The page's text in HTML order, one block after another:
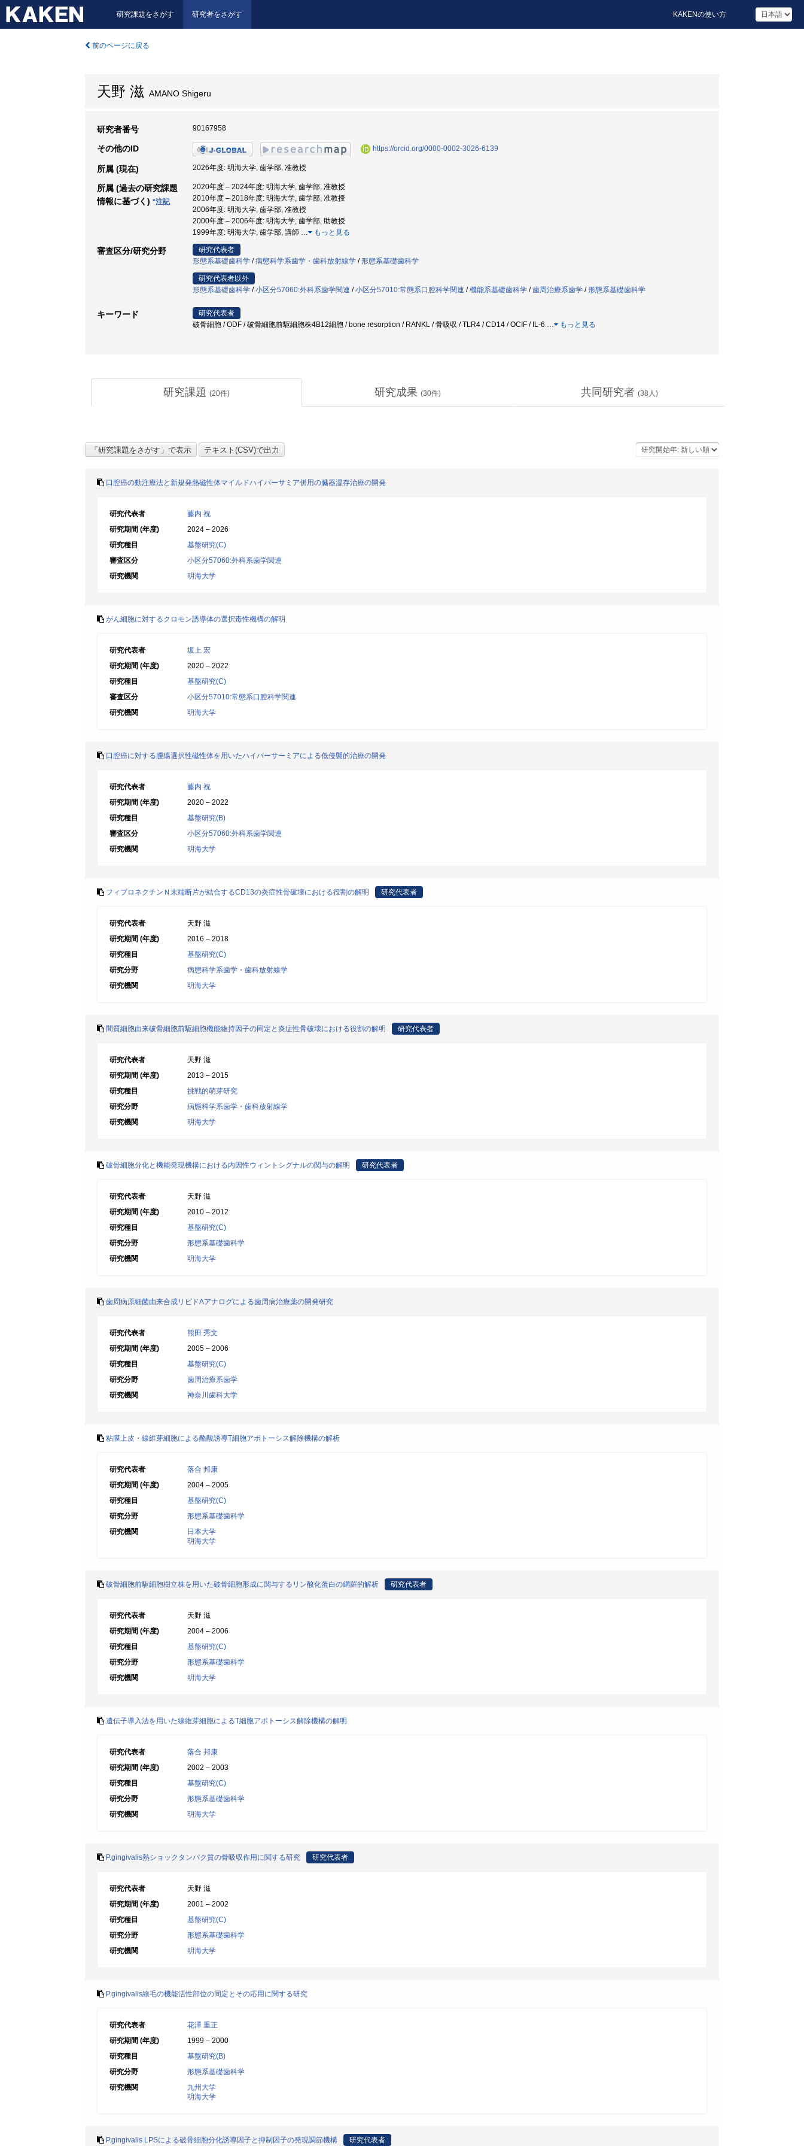
研究課題をさがす 研究者をさがす KAKENの使い方
前のページに戻る
天野 滋 AMANO Shigeru
研究者番号 90167958
その他のID https://orcid.org/0000-0002-3026-6139
所属 (現在) 2026年度: 明海大学, 歯学部, 准教授
所属 (過去の研究課題
情報に基づく) *注記
2020年度 – 2024年度: 明海大学, 歯学部, 准教授
2010年度 – 2018年度: 明海大学, 歯学部, 准教授
2006年度: 明海大学, 歯学部, 准教授
2000年度 – 2006年度: 明海大学, 歯学部, 助教授
1999年度: 明海大学, 歯学部, 講師 … もっと見る
審査区分/研究分野
研究代表者
形態系基礎歯科学 /病態科学系歯学・歯科放射線学 /形態系基礎歯科学
研究代表者以外
形態系基礎歯科学 /小区分57060:外科系歯学関連 /小区分57010:常態系口腔科学関連 /機能系基礎歯科学 /歯周治療系歯学 /形態系基礎歯科学
キーワード
研究代表者
破骨細胞 / ODF / 破骨細胞前駆細胞株4B12細胞 / bone resorption / RANKL / 骨吸収 / TLR4 / CD14 / OCIF / IL-6 … もっと見る
研究課題 (20件) 研究成果 (30件) 共同研究者 (38 人)
口腔癌の動注療法と新規発熱磁性体マイルドハイパーサミア併用の臓器温存治療の開発
研究代表者
藤内 祝
研究期間 (年度)
2024 – 2026
研究種目
基盤研究(C)
審査区分
小区分57060:外科系歯学関連
研究機関
明海大学
がん細胞に対するクロモン誘導体の選択毒性機構の解明
研究代表者
坂上 宏
研究期間 (年度)
2020 – 2022
研究種目
基盤研究(C)
審査区分
小区分57010:常態系口腔科学関連
研究機関
明海大学
口腔癌に対する腫瘍選択性磁性体を用いたハイパーサーミアによる低侵襲的治療の開発
研究代表者
藤内 祝
研究期間 (年度)
2020 – 2022
研究種目
基盤研究(B)
審査区分
小区分57060:外科系歯学関連
研究機関
明海大学
フィブロネクチンＮ末端断片が結合するCD13の炎症性骨破壊における役割の解明 研究代表者
研究代表者
天野 滋
研究期間 (年度)
2016 – 2018
研究種目
基盤研究(C)
研究分野
病態科学系歯学・歯科放射線学
研究機関
明海大学
間質細胞由来破骨細胞前駆細胞機能維持因子の同定と炎症性骨破壊における役割の解明 研究代表者
研究代表者
天野 滋
研究期間 (年度)
2013 – 2015
研究種目
挑戦的萌芽研究
研究分野
病態科学系歯学・歯科放射線学
研究機関
明海大学
破骨細胞分化と機能発現機構における内因性ウィントシグナルの関与の解明 研究代表者
研究代表者
天野 滋
研究期間 (年度)
2010 – 2012
研究種目
基盤研究(C)
研究分野
形態系基礎歯科学
研究機関
明海大学
歯周病原細菌由来合成リピドAアナログによる歯周病治療薬の開発研究
研究代表者
熊田 秀文
研究期間 (年度)
2005 – 2006
研究種目
基盤研究(C)
研究分野
歯周治療系歯学
研究機関
神奈川歯科大学
粘膜上皮・線維芽細胞による酪酸誘導T細胞アポトーシス解除機構の解析
研究代表者
落合 邦康
研究期間 (年度)
2004 – 2005
研究種目
基盤研究(C)
研究分野
形態系基礎歯科学
研究機関
日本大学
明海大学
破骨細胞前駆細胞樹立株を用いた破骨細胞形成に関与するリン酸化蛋白の網羅的解析 研究代表者
研究代表者
天野 滋
研究期間 (年度)
2004 – 2006
研究種目
基盤研究(C)
研究分野
形態系基礎歯科学
研究機関
明海大学
遺伝子導入法を用いた線維芽細胞によるT細胞アポトーシス解除機構の解明
研究代表者
落合 邦康
研究期間 (年度)
2002 – 2003
研究種目
基盤研究(C)
研究分野
形態系基礎歯科学
研究機関
明海大学
P.gingivalis熱ショックタンパク質の骨吸収作用に関する研究 研究代表者
研究代表者
天野 滋
研究期間 (年度)
2001 – 2002
研究種目
基盤研究(C)
研究分野
形態系基礎歯科学
研究機関
明海大学
P.gingivalis線毛の機能活性部位の同定とその応用に関する研究
研究代表者
花澤 重正
研究期間 (年度)
1999 – 2000
研究種目
基盤研究(B)
研究分野
形態系基礎歯科学
研究機関
九州大学
明海大学
P.gingivalis LPSによる破骨細胞分化誘導因子と抑制因子の発現調節機構 研究代表者